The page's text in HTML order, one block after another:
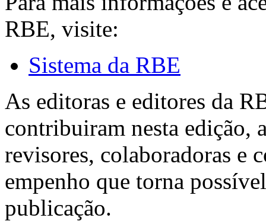
RBE, visite:
Sistema da RBE
As editoras e editores da
contribuiram nesta edição,
revisores, colaboradoras e
empenho que torna
publicação.